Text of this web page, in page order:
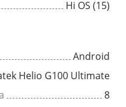
Hi OS (15)
Android
Helio G100 Ultimate
8